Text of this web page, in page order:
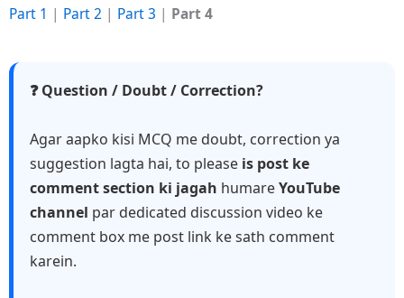
Part 1 | Part 2 | Part 3 | Part 4
❓ Question / Doubt / Correction?
Agar aapko kisi MCQ me doubt, correction ya
suggestion lagta hai, to please is post ke
comment section ki jagah humareYouTube
channel par dedicated discussion video ke
comment box me post link ke sath comment
karein.